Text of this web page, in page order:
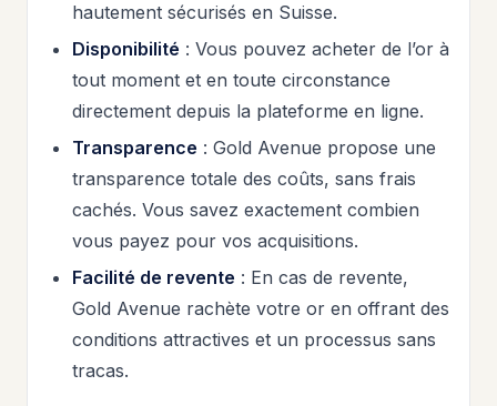
hautement sécurisés en Suisse.
Disponibilité : Vous pouvez acheter de l’or à
tout moment et en toute circonstance
directement depuis la plateforme en ligne.
Transparence : Gold Avenue propose une
transparence totale des coûts, sans frais
cachés. Vous savez exactement combien
vous payez pour vos acquisitions.
Facilité de revente : En cas de revente,
Gold Avenue rachète votre or en offrant des
conditions attractives et un processus sans
tracas.